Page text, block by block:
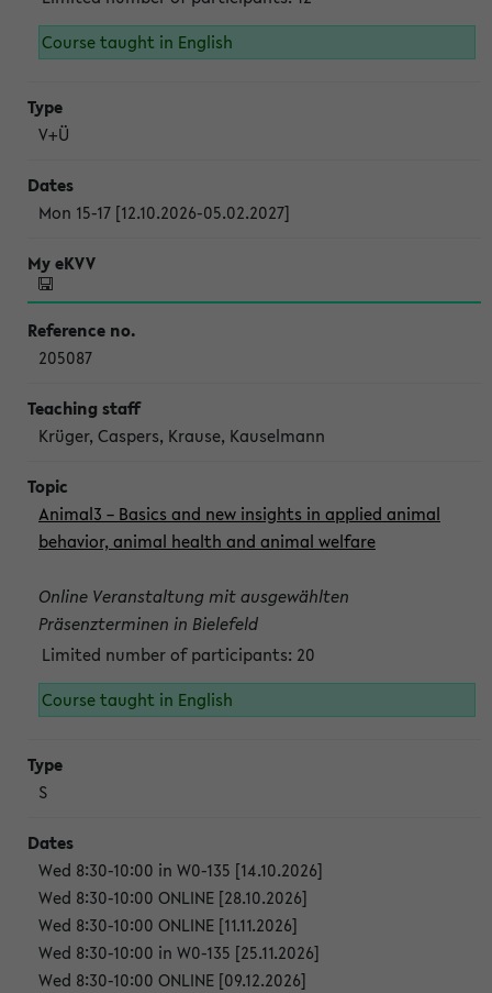
Course taught in English
V+Ü
Mon 15-17 [12.10.2026-05.02.2027]
205087
Krüger, Caspers, Krause, Kauselmann
Animal3 – Basics and new insights in applied animal
behavior, animal health and animal welfare
Online Veranstaltung mit ausgewählten
Präsenzterminen in Bielefeld
Limited number of participants: 20
Course taught in English
S
Wed 8:30-10:00 in W0-135 [14.10.2026]
Wed 8:30-10:00 ONLINE [28.10.2026]
Wed 8:30-10:00 ONLINE [11.11.2026]
Wed 8:30-10:00 in W0-135 [25.11.2026]
Wed 8:30-10:00 ONLINE [09.12.2026]